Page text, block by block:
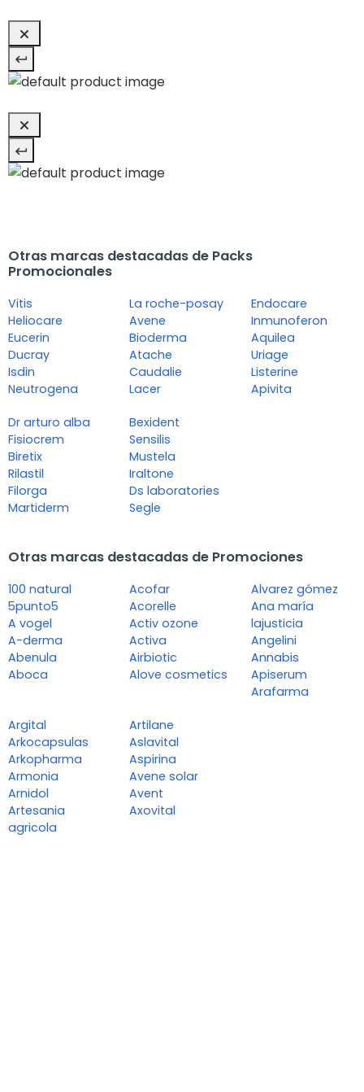
Otras marcas destacadas de Packs
Promocionales
Vitis
Heliocare
Eucerin
Ducray
Isdin
Neutrogena
La roche-posay
Avene
Bioderma
Atache
Caudalie
Lacer
Endocare
Inmunoferon
Aquilea
Uriage
Listerine
Apivita
Dr arturo alba
Fisiocrem
Biretix
Rilastil
Filorga
Martiderm
Bexident
Sensilis
Mustela
Iraltone
Ds laboratories
Segle
Otras marcas destacadas de Promociones
100 natural
5punto5
A vogel
A-derma
Abenula
Aboca
Acofar
Acorelle
Activ ozone
Activa
Airbiotic
Alove cosmetics
Alvarez gómez
Ana maría
lajusticia
Angelini
Annabis
Apiserum
Arafarma
Argital
Arkocapsulas
Arkopharma
Armonia
Arnidol
Artesania
agricola
Artilane
Aslavital
Aspirina
Avene solar
Avent
Axovital